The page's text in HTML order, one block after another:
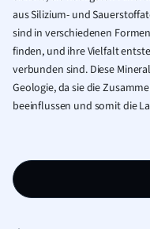
aus Silizium- und
sind in verschiedenen
finden, und ihre Vielfalt
verbunden sind. Diese
Geologie, da sie die
beeinflussen und somit die